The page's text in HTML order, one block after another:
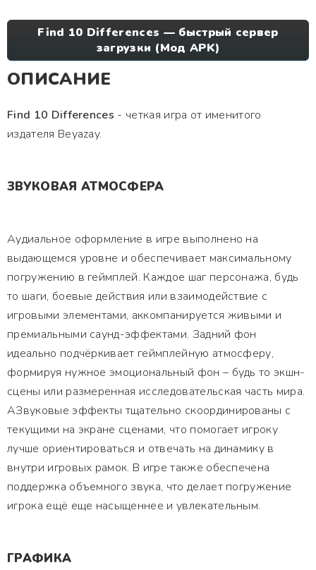
Find 10 Differences — быстрый сервер
загрузки (Мод APK)
ОПИСАНИЕ
Find 10 Differences - четкая игра от именитого
издателя Beyazay.
ЗВУКОВАЯ АТМОСФЕРА
Аудиальное оформление в игре выполнено на
выдающемся уровне и обеспечивает максимальному
погружению в геймплей. Каждое шаг персонажа, будь
то шаги, боевые действия или взаимодействие с
игровыми элементами, аккомпанируется живыми и
премиальными саунд-эффектами. Задний фон
идеально подчёркивает геймплейную атмосферу,
формируя нужное эмоциональный фон – будь то экшн-
сцены или размеренная исследовательская часть мира.
АЗвуковые эффекты тщательно скоординированы с
текущими на экране сценами, что помогает игроку
лучше ориентироваться и отвечать на динамику в
внутри игровых рамок. В игре также обеспечена
поддержка объемного звука, что делает погружение
игрока ещё еще насыщеннее и увлекательным.
ГРАФИКА